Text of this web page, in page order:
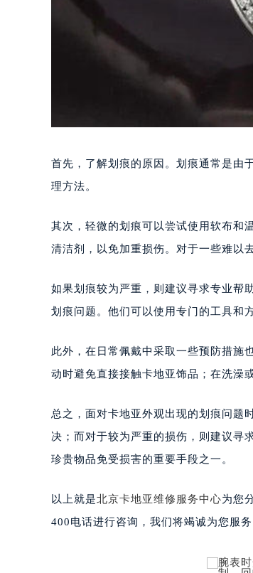
首先，了解划痕的原因。划痕通常是由
理方法。
其次，轻微的划痕可以尝试使用软布和
清洁剂，以免加重损伤。对于一些难以
如果划痕较为严重，则建议寻求专业帮
划痕问题。他们可以使用专门的工具和
此外，在日常佩戴中采取一些预防措施
动时避免直接接触卡地亚饰品；在洗澡
总之，面对卡地亚外观出现的划痕问题
决；而对于较为严重的损伤，则建议寻
珍贵物品免受损害的重要手段之一。
以上就是北京卡地亚维修服务中心为您
400电话进行咨询，我们将竭诚为您服务